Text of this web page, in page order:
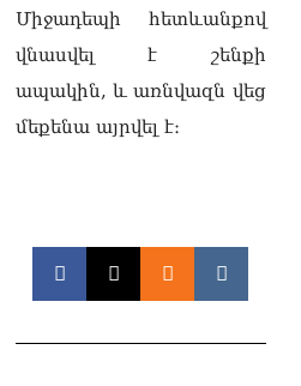
Միջադեպի հետևանքով
վնասվել է շենքի
ապակին, և առնվազն վեց
մեքենա այրվել է։